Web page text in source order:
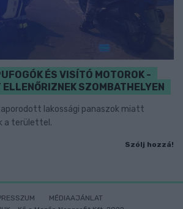
ÉS VISÍTÓ MOTOROK -
ELLENŐRIZNEK SZOMBATHELYEN
lakossági panaszok miatt
a területtel.
Szólj hozzá!
MÉDIAAJÁNLAT